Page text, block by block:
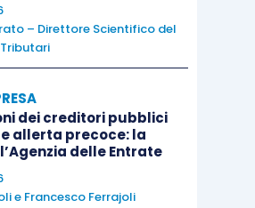
dentro ai nostri studi
di tutto,
dello studio abbia successo,
noi per primi interiormente,
e al di sopra di ogni altra
dentro una guerra epocale,
fanno prigionieri. Se abbiamo
non possiamo fare eccezioni.
– Direttore Scientifico del
dei creditori pubblici
allerta precoce: la
delle Entrate
e Francesco Ferrajoli